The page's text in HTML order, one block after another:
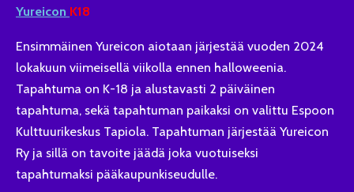
Yureicon K18
Ensimmäinen Yureicon aiotaan järjestää vuoden 2024
lokakuun viimeisellä viikolla ennen halloweenia.
Tapahtuma on K-18 ja alustavasti 2 päiväinen
tapahtuma, sekä tapahtuman paikaksi on valittu Espoon
Kulttuurikeskus Tapiola. Tapahtuman järjestää Yureicon
Ry ja sillä on tavoite jäädä joka vuotuiseksi
tapahtumaksi pääkaupunkiseudulle.